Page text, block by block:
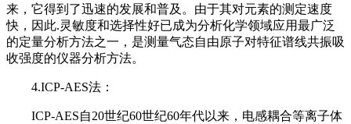
来，它得到了迅速的发展和普及。由于其对元素的测定速度
快，因此.灵敏度和选择性好已成为分析化学领域应用最广泛
的定量分析方法之一，是测量气态自由原子对特征谱线共振吸
收强度的仪器分析方法。
4.ICP-AES法：
ICP-AES自20世纪60世纪60年代以来，电感耦合等离子体